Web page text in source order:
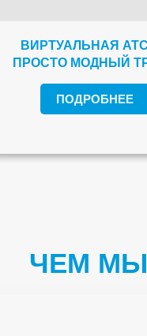
ВИРТУАЛЬНАЯ
ПРОСТО МОДНЫЙ
ПОДРОБНЕЕ
ЧЕМ